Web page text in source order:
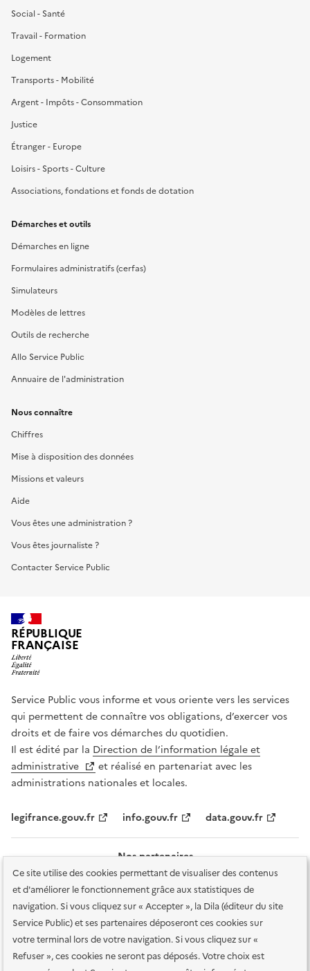
Ce site utilise des cookies permettant de visualiser des contenus
et d'améliorer le fonctionnement grâce aux statistiques de
navigation. Si vous cliquez sur « Accepter », la Dila (éditeur du site
Service Public) et ses partenaires déposeront ces cookies sur
votre terminal lors de votre navigation. Si vous cliquez sur «
Refuser », ces cookies ne seront pas déposés. Votre choix est
Social - Santé
Travail - Formation
Logement
Transports - Mobilité
Argent - Impôts - Consommation
Justice
Étranger - Europe
Loisirs - Sports - Culture
Associations, fondations et fonds de dotation
Démarches et outils
Démarches en ligne
Formulaires administratifs (cerfas)
Simulateurs
Modèles de lettres
Outils de recherche
Allo Service Public
Annuaire de l'administration
Nous connaître
Chiffres
Mise à disposition des données
Missions et valeurs
Aide
Vous êtes une administration ?
Vous êtes journaliste ?
Contacter Service Public
RÉPUBLIQUE
FRANÇAISE
Service Public vous informe et vous oriente vers les services
qui permettent de connaître vos obligations, d’exercer vos
droits et de faire vos démarches du quotidien.
Il est édité par la Direction de l’information légale et
administrative
et réalisé en partenariat avec les
administrations nationales et locales.
legifrance.gouv.fr info.gouv.fr data.gouv.fr
Nos partenaires
Plan du site Accessibilité : totalement conforme
Accessibilité des